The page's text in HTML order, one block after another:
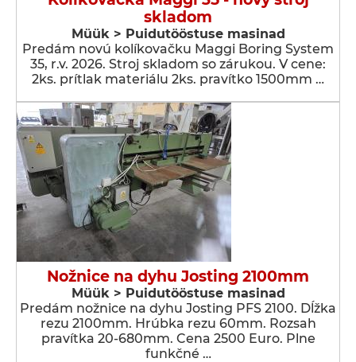
skladom
Müük > Puidutööstuse masinad
Predám novú kolíkovačku Maggi Boring System
35, r.v. 2026. Stroj skladom so zárukou. V cene:
2ks. prítlak materiálu 2ks. pravítko 1500mm …
Nožnice na dyhu Josting 2100mm
Müük > Puidutööstuse masinad
Predám nožnice na dyhu Josting PFS 2100. Dĺžka
rezu 2100mm. Hrúbka rezu 60mm. Rozsah
pravítka 20-680mm. Cena 2500 Euro. Plne
funkčné …